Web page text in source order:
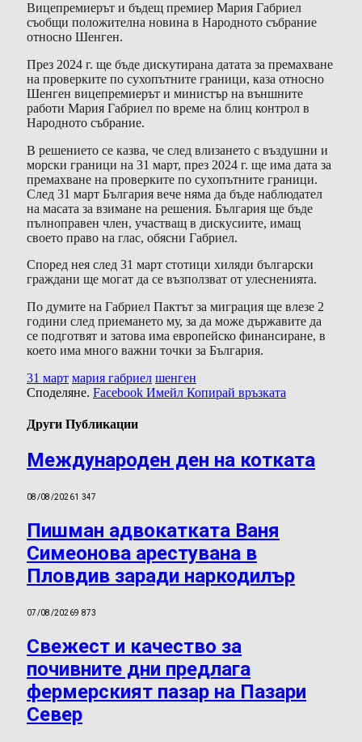
Вицепремиерът и бъдещ премиер Мария Габриел
съобщи положителна новина в Народното събрание
относно Шенген.
През 2024 г. ще бъде дискутирана датата за премахване
на проверките по сухопътните граници, каза относно
Шенген вицепремиерът и министър на външните
работи Мария Габриел по време на блиц контрол в
Народното събрание.
В решението се казва, че след влизането с въздушни и
морски граници на 31 март, през 2024 г. ще има дата за
премахване на проверките по сухопътните граници.
След 31 март България вече няма да бъде наблюдател
на масата за взимане на решения. България ще бъде
пълноправен член, участващ в дискусиите, имащ
своето право на глас, обясни Габриел.
Според нея след 31 март стотици хиляди български
граждани ще могат да се възползват от улесненията.
По думите на Габриел Пактът за миграция ще влезе 2
години след приемането му, за да може държавите да
се подготвят и затова има европейско финансиране, в
което има много важни точки за България.
31 март мария габриел шенген
Споделяне. Facebook Имейл Копирай връзката
Други Публикации
Международен ден на котката
08/08/20261 347
Пишман адвокатката Ваня
Симеонова арестувана в
Пловдив заради наркодилър
07/08/20269 873
Свежест и качество за
почивните дни предлага
фермерският пазар на Пазари
Север